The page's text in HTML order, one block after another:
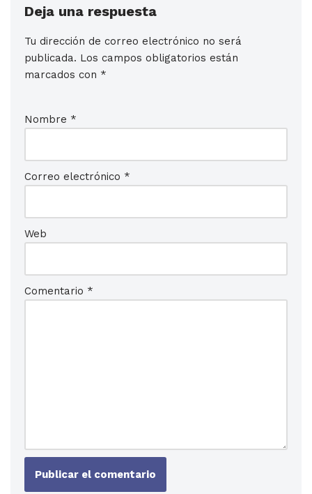
Deja una respuesta
Tu dirección de correo electrónico no será
publicada. Los campos obligatorios están
marcados con *
Nombre *
Correo electrónico *
Web
Comentario *